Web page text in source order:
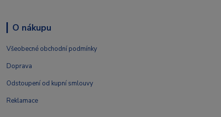
O nákupu
Všeobecné obchodní podmínky
Doprava
Odstoupení od kupní smlouvy
Reklamace